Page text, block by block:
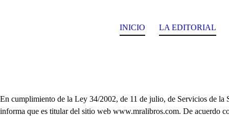
INICIO LA EDITORIAL
En cumplimiento de la Ley 34/2002, de 11 de julio, de Servicios de
informa que es titular del sitio web www.mralibros.com. De acuerdo